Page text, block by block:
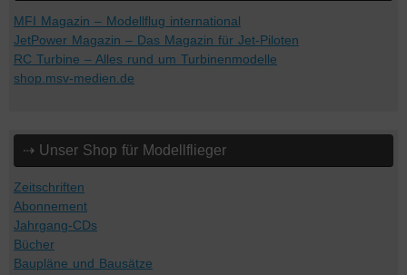
MFI Magazin – Modellflug international
JetPower Magazin – Das Magazin für Jet-Piloten
RC Turbine – Alles rund um Turbinenmodelle
shop.msv-medien.de
⇢ Unser Shop für Modellflieger
Zeitschriften
Abonnement
Jahrgang-CDs
Bücher
Baupläne und Bausätze